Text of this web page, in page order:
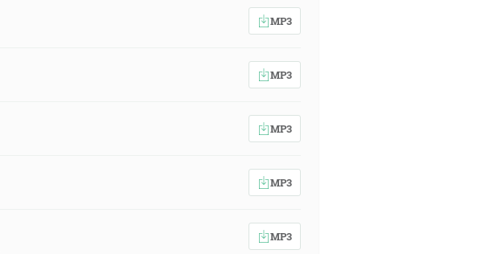
MP3
MP3
MP3
MP3
MP3